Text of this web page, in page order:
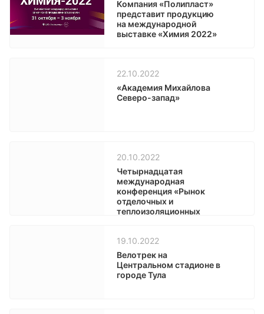
Компания «Полипласт»
представит продукцию
на международной
выставке «Химия 2022»
22.10.2022
«Академия Михайлова
Северо-запад»
20.10.2022
Четырнадцатая
международная
конференция «Рынок
отделочных и
теплоизоляционных
19.10.2022
Велотрек на
Центральном стадионе в
городе Тула